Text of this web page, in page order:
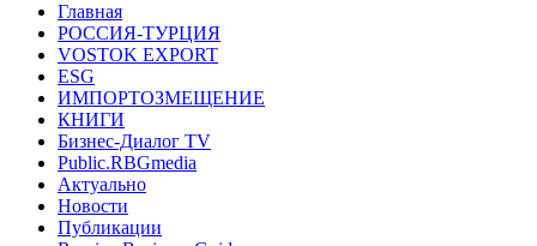
Главная
РОССИЯ-ТУРЦИЯ
VOSTOK EXPORT
ESG
ИМПОРТОЗМЕЩЕНИЕ
КНИГИ
Бизнес-Диалог TV
Public.RBGmedia
Актуально
Новости
Публикации